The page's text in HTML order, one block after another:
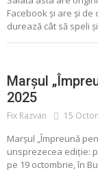
Facebook și are și
durează cât să speli
Marșul
2025
Fix Razvan 15
Marșul „Împreună
unsprezecea ediție:
pe 19 octombrie, în